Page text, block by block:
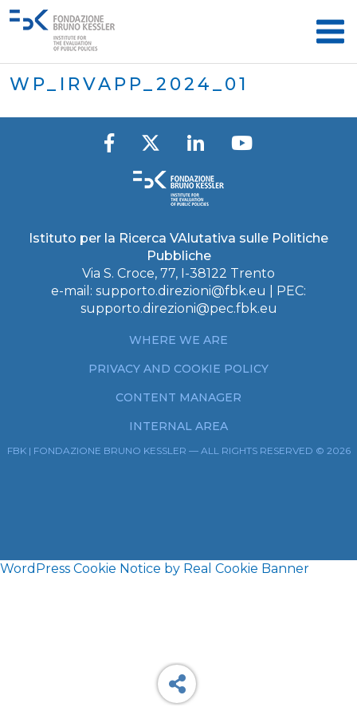
WP_IRVAPP_2024_01
Istituto per la Ricerca VAlutativa sulle Politiche
Pubbliche
Via S. Croce, 77, I-38122 Trento
e-mail: supporto.direzioni@fbk.eu
| PEC:
supporto.direzioni@pec.fbk.eu
WHERE WE ARE
PRIVACY AND COOKIE POLICY
CONTENT MANAGER
INTERNAL AREA
FBK | FONDAZIONE BRUNO KESSLER — ALL RIGHTS RESERVED © 2026
WordPress Cookie Notice by Real Cookie Banner